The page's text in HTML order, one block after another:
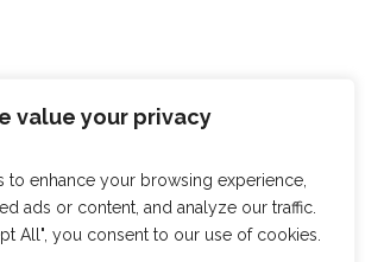
value your privacy
to enhance your browsing experience,
ads or content, and analyze our traffic.
All", you consent to our use of cookies.
Chi sono Contatti Documenti PDF